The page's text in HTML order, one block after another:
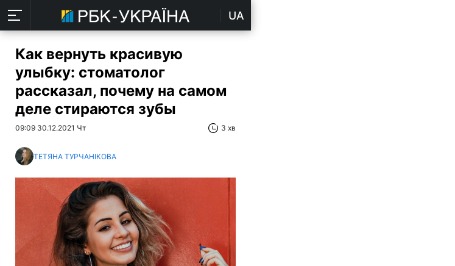
UA
Как вернуть красивую
улыбку: стоматолог
рассказал, почему на самом
деле стираются зубы
09:09 30.12.2021 Чт 3 хв
ТЕТЯНА ТУРЧАНІКОВА